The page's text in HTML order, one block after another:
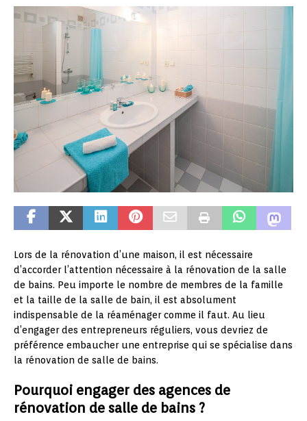
Lors de la rénovation d’une maison, il est nécessaire
d’accorder l’attention nécessaire à la rénovation de la salle
de bains. Peu importe le nombre de membres de la famille
et la taille de la salle de bain, il est absolument
indispensable de la réaménager comme il faut. Au lieu
d’engager des entrepreneurs réguliers, vous devriez de
préférence embaucher une entreprise qui se spécialise dans
la rénovation de salle de bains.
Pourquoi engager des agences de
rénovation de salle de bains ?